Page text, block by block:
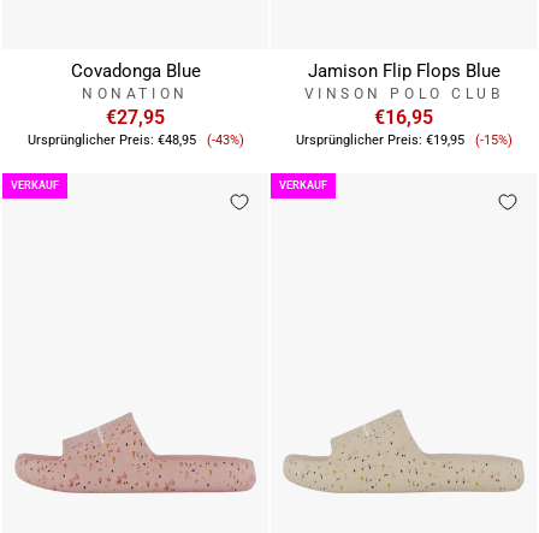
Covadonga Blue
NONATION
€27,95
Ursprünglicher Preis: €48,95 Verkaufspreis
(-43%)
Jamison Flip Flops Blue
VINSON POLO CLUB
€16,95
Ursprünglicher Preis: €19,95 (-15%)
VERKAUF VERKAUF